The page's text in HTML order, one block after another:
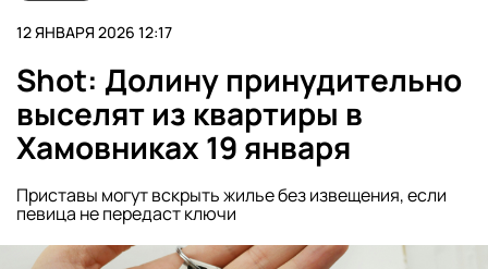
12 ЯНВАРЯ 2026 12:17
Shot: Долину принудительно
выселят из квартиры в
Хамовниках 19 января
Приставы могут вскрыть жилье без извещения, если
певица не передаст ключи